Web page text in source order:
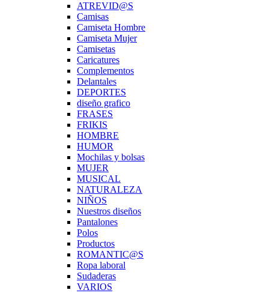
ATREVID@S
Camisas
Camiseta Hombre
Camiseta Mujer
Camisetas
Caricatures
Complementos
Delantales
DEPORTES
diseño grafico
FRASES
FRIKIS
HOMBRE
HUMOR
Mochilas y bolsas
MUJER
MUSICAL
NATURALEZA
NIÑOS
Nuestros diseños
Pantalones
Polos
Productos
ROMANTIC@S
Ropa laboral
Sudaderas
VARIOS